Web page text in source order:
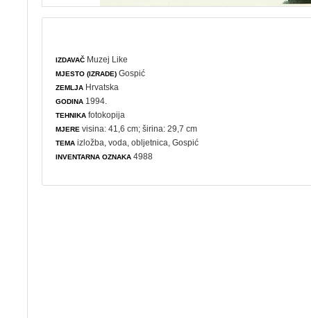
IZDAVAČ Muzej Like
MJESTO (IZRADE) Gospić
ZEMLJA Hrvatska
GODINA 1994.
TEHNIKA fotokopija
MJERE visina: 41,6 cm; širina: 29,7 cm
TEMA izložba ,voda ,obljetnica , Gospić
INVENTARNA OZNAKA 4988